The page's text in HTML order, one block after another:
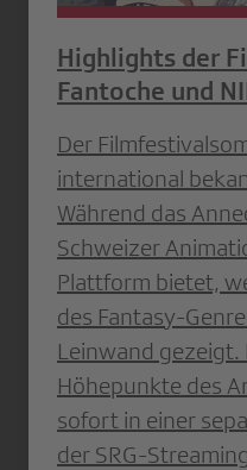
Highlights der
Fantoche und
Der
international
Während das
Schweizer
Plattform bietet,
des Fantasy-
Leinwand gezeigt.
Höhepunkte des
sofort in einer
der SRG-